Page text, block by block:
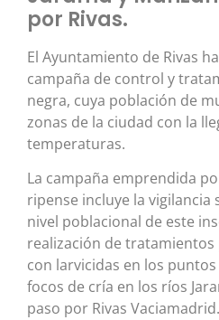
por Rivas.
El Ayuntamiento de Rivas
campaña de control y
negra, cuya población de
zonas de la ciudad con la
temperaturas.
La campaña emprendida
ripense incluye la vigilancia
nivel poblacional de este
realización de tratamientos
con larvicidas en los
focos de cría en los ríos
paso por Rivas Vaciamadrid.